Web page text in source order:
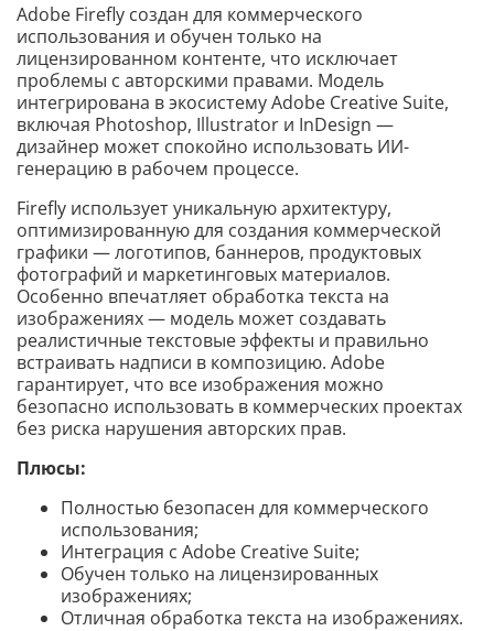
Adobe Firefly создан для коммерческого
использования и обучен только на
лицензированном контенте, что исключает
проблемы с авторскими правами. Модель
интегрирована в экосистему Adobe Creative Suite,
включая Photoshop, Illustrator и InDesign —
дизайнер может спокойно использовать ИИ-
генерацию в рабочем процессе.
Firefly использует уникальную архитектуру,
оптимизированную для создания коммерческой
графики — логотипов, баннеров, продуктовых
фотографий и маркетинговых материалов.
Особенно впечатляет обработка текста на
изображениях — модель может создавать
реалистичные текстовые эффекты и правильно
встраивать надписи в композицию. Adobe
гарантирует, что все изображения можно
безопасно использовать в коммерческих проектах
без риска нарушения авторских прав.
Плюсы:
Полностью безопасен для коммерческого
использования;
Интеграция с Adobe Creative Suite;
Обучен только на лицензированных
изображениях;
Отличная обработка текста на изображениях.